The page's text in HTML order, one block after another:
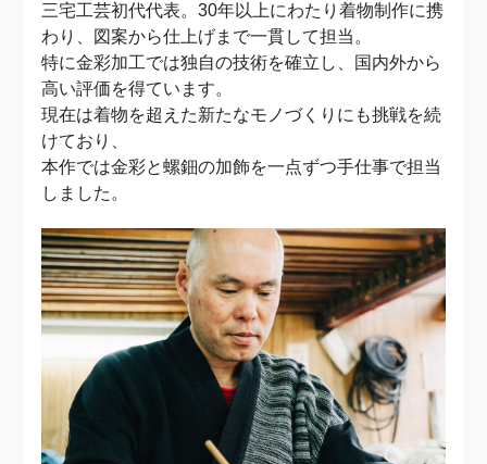
三宅工芸初代代表。30年以上にわたり着物制作に携
わり、図案から仕上げまで一貫して担当。
特に金彩加工では独自の技術を確立し、国内外から
高い評価を得ています。
現在は着物を超えた新たなモノづくりにも挑戦を続
けており、
本作では金彩と螺鈿の加飾を一点ずつ手仕事で担当
しました。